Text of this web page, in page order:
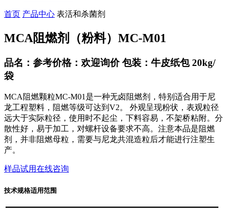
首页 产品中心 表活和杀菌剂
MCA阻燃剂（粉料）MC-M01
品名：参考价格：欢迎询价 包装：牛皮纸包 20kg/
袋
MCA阻燃颗粒MC-M01是一种无卤阻燃剂，特别适合用于尼
龙工程塑料，阻燃等级可达到V2。 外观呈现粉状，表观粒径
远大于实际粒径，使用时不起尘，下料容易，不架桥粘附。分
散性好，易于加工，对螺杆设备要求不高。注意本品是阻燃
剂，并非阻燃母粒，需要与尼龙共混造粒后才能进行注塑生
产。
样品试用在线咨询
技术规格适用范围